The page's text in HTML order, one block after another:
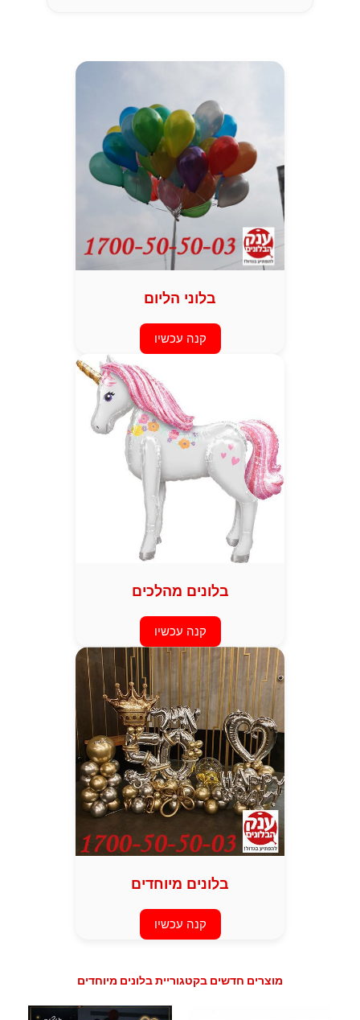
בלוני הליום
קנה עכשיו
בלונים מהלכים
קנה עכשיו
בלונים מיוחדים
קנה עכשיו
מוצרים חדשים בקטגוריית בלונים מיוחדים